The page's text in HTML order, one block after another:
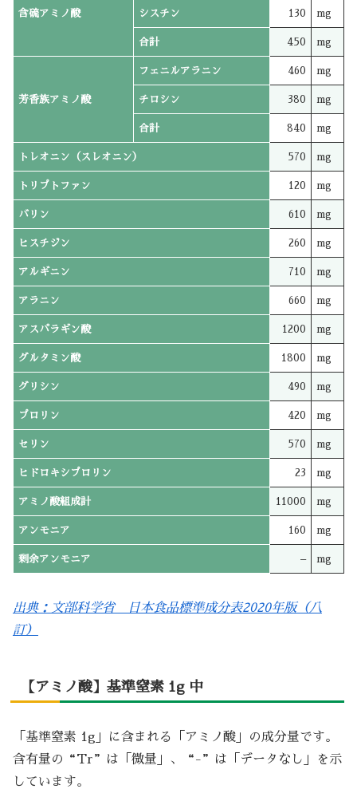
含硫アミノ酸 シスチン 130 mg
合計 450 mg
芳香族アミノ酸
フェニルアラニン 460 mg
チロシン 380 mg
合計 840 mg
トレオニン（スレオニン） 570 mg
トリプトファン 120 mg
バリン 610 mg
ヒスチジン 260 mg
アルギニン 710 mg
アラニン 660 mg
アスパラギン酸 1200 mg
グルタミン酸 1800 mg
グリシン 490 mg
プロリン 420 mg
セリン 570 mg
ヒドロキシプロリン 23 mg
アミノ酸組成計 11000 mg
アンモニア 160 mg
剰余アンモニア – mg
出典：文部科学省 日本食品標準成分表2020年版（八
訂）
【アミノ酸】基準窒素 1g 中
「基準窒素 1g」に含まれる「アミノ酸」の成分量です。
含有量の“Tr”は「微量」、“-”は「データなし」を示
しています。